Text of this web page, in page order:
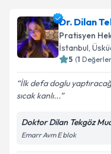
Dr. Dilan
Pratisyen
İstanbul,
5 (1
İlk defa doglu
sıcak kanlı...
Doktor Dilan Tekgöz
Emarr Avm E blok